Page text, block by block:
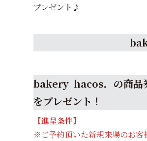
プレゼント♪
bakery hacos．の商品
をプレゼント！
【進呈条件】
※ご予約頂いた新規来場のお客